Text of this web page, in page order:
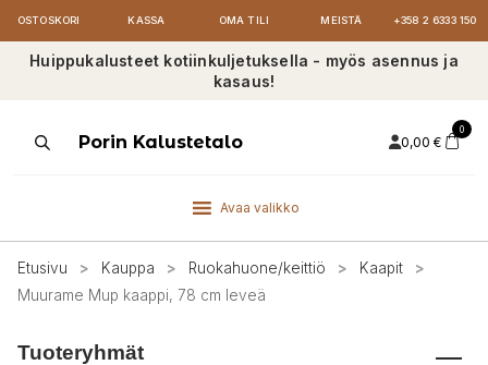
OSTOSKORI KASSA OMA TILI MEISTÄ +358 2 6333 150
Huippukalusteet kotiinkuljetuksella - myös asennus ja
kasaus!
ProductsPorin Kalustetalo 0,00 €
0
Avaa valikko
Etusivu > Kauppa > Ruokahuone/keittiö > Kaapit
>
Muurame Mup kaappi, 78 cm leveä
Tuoteryhmät